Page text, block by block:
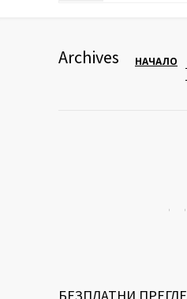
Archives НАЧАЛО